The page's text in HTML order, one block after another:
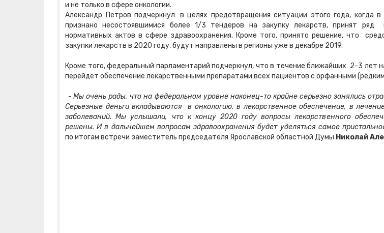
и не только в сфере онкологии.
Александр Петров подчеркнул: в целях предотвращения ситуации этого года, когда
признано несостоявшимися более 1/3 тендеров на закупку лекарств, принят ряд
нормативных актов в сфере здравоохранения. Кроме того, принято решение, что
закупки лекарств в 2020 году, будут направлены в регионы уже в декабре 2019.
Кроме того, федеральный парламентарий подчеркнул, что в течение ближайших 2-3 лет
перейдет обеспечение лекарственными препаратами всех пациентов с орфанными
-Мы очень рады, что на федеральном уровне наконец-то крайне серьезно занялись
Серьезные деньги вкладываются в онкологию, в лекарственное обеспечение, в
заболеваний. Мы услышали, что к концу 2020 году вопросы лекарственного
решены. И в дальнейшем вопросам здравоохранения будет уделяться самое
по итогам встречи заместитель председателя Ярославской областной Думы Николай